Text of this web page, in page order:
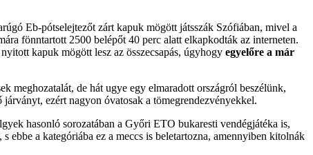
Eb-pótselejtezőt zárt kapuk mögött játsszák Szófiában, mivel a
fönntartott 2500 belépőt 40 perc alatt elkapkodták az interneten.
kapuk mögött lesz az összecsapás, úgyhogy egyelőre a már
meghozatalát, de hát ugye egy elmaradott országról beszélünk,
ezért nagyon óvatosak a tömegrendezvényekkel.
hasonló sorozatában a Győri ETO bukaresti vendégjátéka is,
ebbe a kategóriába ez a meccs is beletartozna, amennyiben kitolnák